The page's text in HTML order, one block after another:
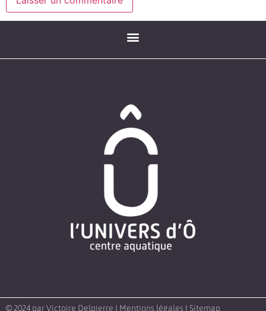
© 2024 parVictoire Delpierre I Mentions légales I Sitemap